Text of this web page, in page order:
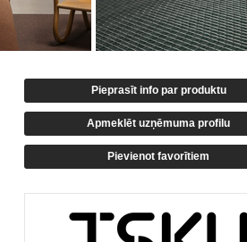
Pieprasīt info par produktu
Apmeklēt uzņēmuma profilu
Pievienot favorītiem